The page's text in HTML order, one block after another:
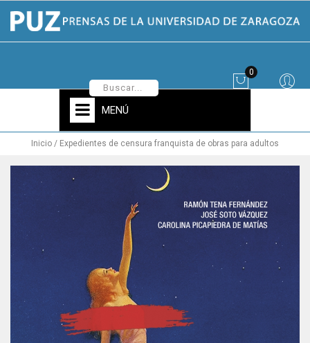
0
MENÚ
Inicio Expedientes de censura franquista de obras para adultos